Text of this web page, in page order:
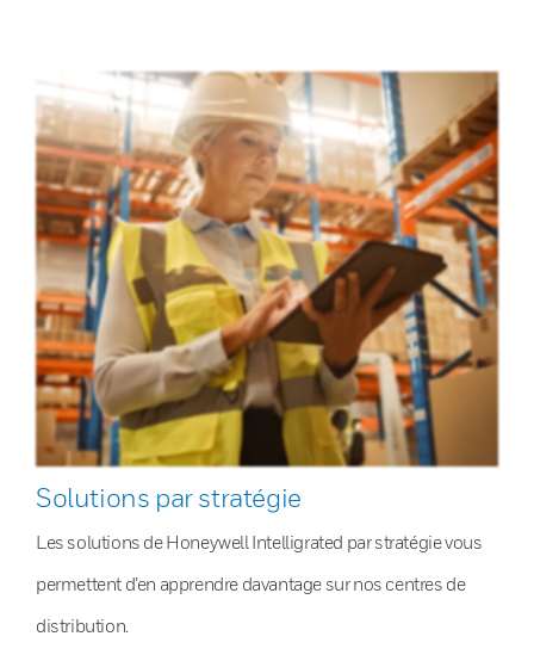
Solutions par stratégie
Les solutions de Honeywell Intelligrated par stratégie vous
permettent d’en apprendre davantage sur nos centres de
distribution.